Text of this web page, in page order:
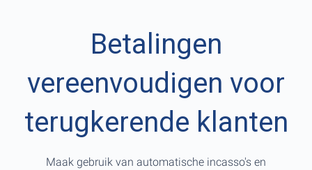
Betalingen
vereenvoudigen voor
terugkerende klanten
Maak gebruik van automatische incasso's en